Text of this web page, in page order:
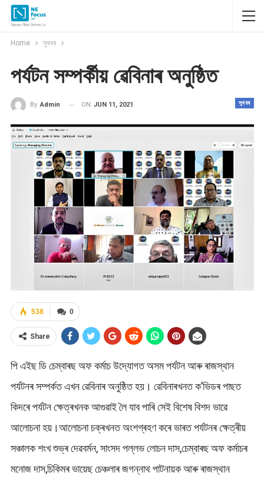
Home সুখবৰ
পৰ্যটন সম্পৰ্কীয় ৱেবিনাৰ অনুষ্ঠিত
সুখবৰ
By Admin ON JUN 11, 2021
0
538
Share
পি এইছ ডি চেম্বাৰছ অফ কৰ্মাচ উদ্যোগত অসম পৰ্যটন আৰু ৰাজস্থান
পৰ্যটনৰ সম্পৰ্কত এখন ৱেবিনাৰ অনুষ্ঠিত হয়। ৱেবিনাৰখনত ক’ভিডৰ পাছত
কিদৰে পৰ্যটন ক্ষেত্ৰখনক আগুৱাই লৈ যাব পাৰি সেই বিশেষ বিশদ ভাৱে
আলোচনা হয়।আলোচনা চক্ৰখনত অংশগ্ৰহণ কৰে ভাৰত পৰ্যটনৰ ক্ষেত্ৰীয়
সঞ্চালক শংখ শুভ্ৰ দেৱবৰ্মন, সাংসদ পল্লভ লোচন দাস,চেম্বাৰছ অফ কৰ্মাচৰ
মনোজ দাস,চিকিমৰ ভায়েছ চেঞ্চলাৰ জগন্নাথ পাটনায়ক আৰু ৰাজস্থান